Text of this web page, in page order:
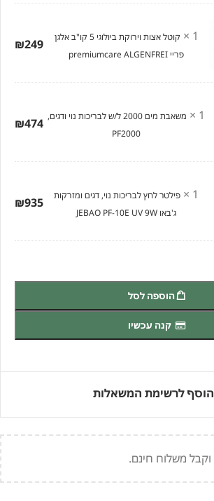
1
×
קוטל אצות וירוקת ביולוגי 5 קו"ב אלגן
פריי premiumcare ALGENFREI
₪249
1
×
משאבת מים 2000 ל/ש לבריכות נוי ודגים,
PF2000
₪474
1
× פילטר לחץ לבריכות נוי, דגים ומזרקות
ג'באו JEBAO PF-10E UV 9W
₪935
הוספה לסל
קנה עכשיו
הוסף לרשימת המשאלות
וקבל משלוח חינם.